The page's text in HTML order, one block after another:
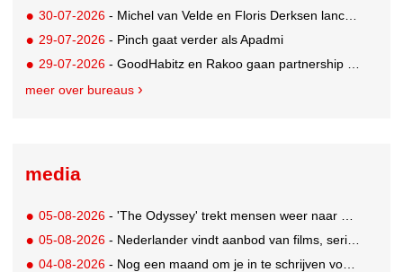
30-07-2026 - Michel van Velde en Floris Derksen lanceren I.C.Y. group: drie specialistische bureaus, één visie op groei
29-07-2026 - Pinch gaat verder als Apadmi
29-07-2026 - GoodHabitz en Rakoo gaan partnership aan voor geïntegreerde talentontwikkeling
meer over bureaus
media
05-08-2026 - 'The Odyssey' trekt mensen weer naar de bioscoop
05-08-2026 - Nederlander vindt aanbod van films, series en sport vaak versnipperd
04-08-2026 - Nog een maand om je in te schrijven voor de Mercurs 2026